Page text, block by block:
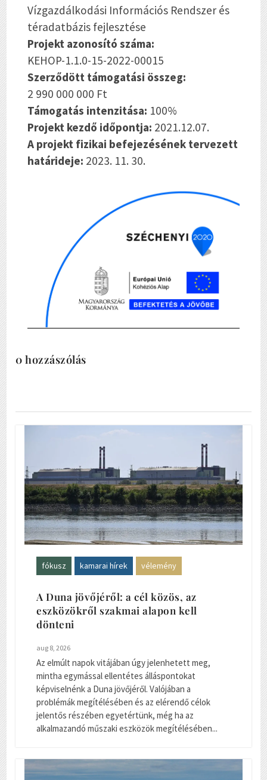
Vízgazdálkodási Információs Rendszer és
téradatbázis fejlesztése
Projekt azonosító száma:
KEHOP-1.1.0-15-2022-00015
Szerződött támogatási összeg:
2 990 000 000 Ft
Támogatás intenzitása: 100%
Projekt kezdő időpontja: 2021.12.07.
A projekt fizikai befejezésének tervezett
határideje: 2023. 11. 30.
0 hozzászólás
fókusz kamarai hírek vélemény
A Duna jövőjéről: a cél közös, az
eszközökről szakmai alapon kell
dönteni
aug 8, 2026
Az elmúlt napok vitájában úgy jelenhetett meg,
mintha egymással ellentétes álláspontokat
képviselnénk a Duna jövőjéről. Valójában a
problémák megítélésében és az elérendő célok
jelentős részében egyetértünk, még ha az
alkalmazandó műszaki eszközök megítélésében...